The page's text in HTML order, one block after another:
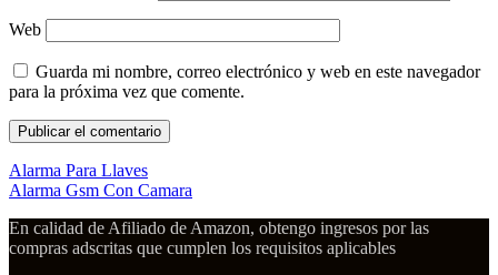
Web
Guarda mi nombre, correo electrónico y web en este navegador
para la próxima vez que comente.
Alarma Para Llaves
Alarma Gsm Con Camara
En calidad de Afiliado de Amazon, obtengo ingresos por las
compras adscritas que cumplen los requisitos aplicables